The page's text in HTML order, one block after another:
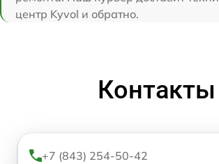
центр Kyvol и обратно.
Контакты
+7 (843) 254-50-42